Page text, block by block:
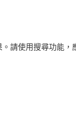
請使用搜尋功能，